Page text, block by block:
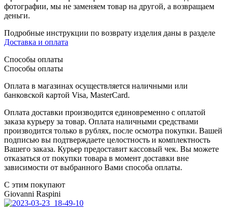
фотографии, мы не заменяем товар на другой, а возвращаем
деньги.
Подробные инструкции по возврату изделия даны в разделе
Доставка и оплата
Способы оплаты
Способы оплаты
Оплата в магазинах осуществляется наличными или
банковской картой Visa, MasterCard.
Оплата доставки производится единовременно с оплатой
заказа курьеру за товар. Оплата наличными средствами
производится только в рублях, после осмотра покупки. Вашей
подписью вы подтверждаете целостность и комплектность
Вашего заказа. Курьер предоставит кассовый чек. Вы можете
отказаться от покупки товара в момент доставки вне
зависимости от выбранного Вами способа оплаты.
С этим покупают
Giovanni Raspini